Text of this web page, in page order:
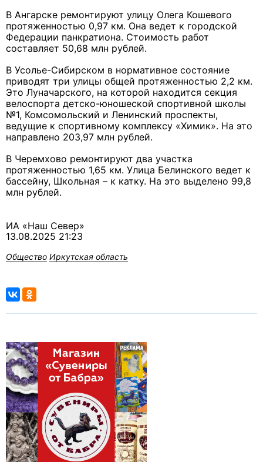
В Ангарске ремонтируют улицу Олега Кошевого
протяженностью 0,97 км. Она ведет к городской
Федерации панкратиона. Стоимость работ
составляет 50,68 млн рублей.
В Усолье-Сибирском в нормативное состояние
приводят три улицы общей протяженностью 2,2 км.
Это Луначарского, на которой находится секция
велоспорта детско-юношеской спортивной школы
№1, Комсомольский и Ленинский проспекты,
ведущие к спортивному комплексу «Химик». На это
направлено 203,97 млн рублей.
В Черемхово ремонтируют два участка
протяженностью 1,65 км. Улица Белинского ведет к
бассейну, Школьная – к катку. На это выделено 99,8
млн рублей.
ИА «Наш Север»
13.08.2025 21:23
Общество Иркутская область